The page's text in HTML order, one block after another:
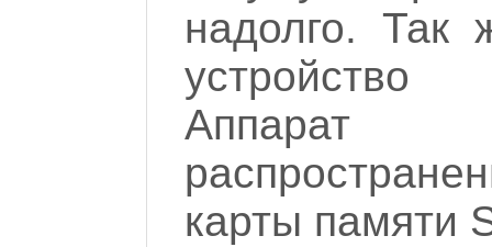
надолго. Так
Аппарат
карты памяти